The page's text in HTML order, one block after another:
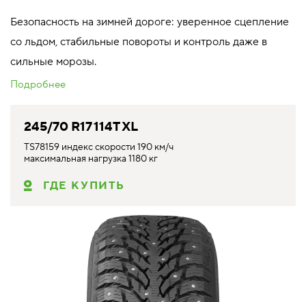
Безопасность на зимней дороге: уверенное сцепление
со льдом, стабильные повороты и контроль даже в
сильные морозы.
Подробнее
245/70 R17 114T XL
TS78159 индекс скорости 190 км/ч
максимальная нагрузка 1180 кг
ГДЕ КУПИТЬ